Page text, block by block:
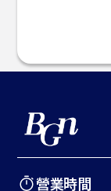
營業時間